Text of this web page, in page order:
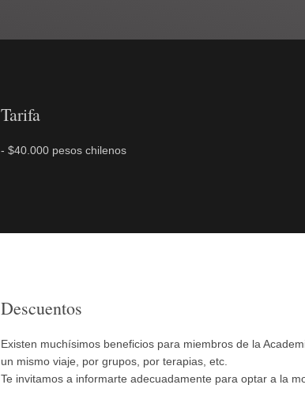
Tarifa
- $40.000 pesos chilenos
Descuentos
Existen muchísimos beneficios para miembros de la
un mismo viaje, por grupos, por terapias, etc.
Te invitamos a informarte adecuadamente para optar a la